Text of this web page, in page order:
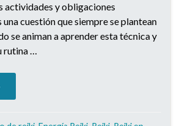
actividades y obligaciones
una cuestión que siempre se plantean
se animan a aprender esta técnica y
rutina …